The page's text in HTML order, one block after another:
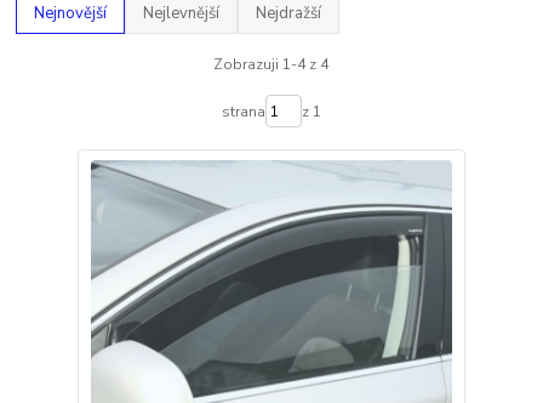
Nejnovější Nejlevnější Nejdražší
Zobrazuji 1-4 z 4
strana z 1